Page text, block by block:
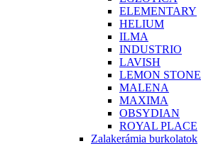
ELEMENTARY
HELIUM
ILMA
INDUSTRIO
LAVISH
LEMON STONE
MALENA
MAXIMA
OBSYDIAN
ROYAL PLACE
Zalakerámia burkolatok